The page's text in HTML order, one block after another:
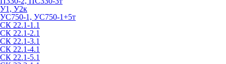
У1, У2к
УС750-1, УС750-1+5т
СК 22.1-1.1
СК 22.1-2.1
СК 22.1-3.1
СК 22.1-4.1
СК 22.1-5.1